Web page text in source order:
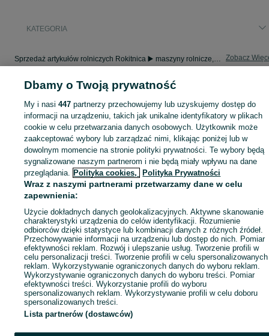
KATEGORIA
Sprzedaż artykułów rolniczych Rokitnica ▶️ maszyny rolnicze, produkty rolne i inne ✅ Nowe i używane w dobrych cenach ✌ Znajdź oferty na OLX.pl! Zobacz
Mapa kategorii
Mapa miejscowości
Mapa ministron
Popularne wyszukiwania
Dbamy o Twoją prywatność
My i nasi447 partnerzy przechowujemy lub uzyskujemy dostęp do
informacji na urządzeniu, takich jak unikalne identyfikatory w plikach
cookie w celu przetwarzania danych osobowych. Użytkownik może
zaakceptować wybory lub zarządzać nimi, klikając poniżej lub w
dowolnym momencie na stronie polityki prywatności. Te wybory będą
sygnalizowane naszym partnerom i nie będą miały wpływu na dane
przeglądania. Polityka cookies, Polityka Prywatności
Wraz z naszymi partnerami przetwarzamy dane w celu
zapewnienia:
Użycie dokładnych danych geolokalizacyjnych. Aktywne skanowanie
charakterystyki urządzenia do celów identyfikacji. Rozumienie
odbiorców dzięki statystyce lub kombinacji danych z różnych źródeł.
Przechowywanie informacji na urządzeniu lub dostęp do nich. Pomiar
efektywności reklam. Rozwój i ulepszanie usług. Tworzenie profili w
celu personalizacji treści. Tworzenie profili w celu spersonalizowanych
reklam. Wykorzystywanie ograniczonych danych do wyboru reklam.
Wykorzystywanie ograniczonych danych do wyboru treści. Pomiar
efektywności treści. Wykorzystanie profili do wyboru
spersonalizowanych reklam. Wykorzystywanie profili w celu doboru
spersonalizowanych treści.
Lista partnerów (dostawców)